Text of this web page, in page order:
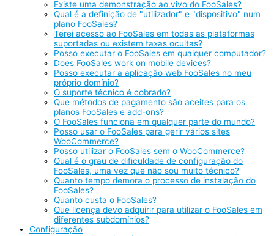
Existe uma demonstração ao vivo do FooSales?
Qual é a definição de "utilizador" e "dispositivo" num
plano FooSales?
Terei acesso ao FooSales em todas as plataformas
suportadas ou existem taxas ocultas?
Posso executar o FooSales em qualquer computador?
Does FooSales work on mobile devices?
Posso executar a aplicação web FooSales no meu
próprio domínio?
O suporte técnico é cobrado?
Que métodos de pagamento são aceites para os
planos FooSales e add-ons?
O FooSales funciona em qualquer parte do mundo?
Posso usar o FooSales para gerir vários sites
WooCommerce?
Posso utilizar o FooSales sem o WooCommerce?
Qual é o grau de dificuldade de configuração do
FooSales, uma vez que não sou muito técnico?
Quanto tempo demora o processo de instalação do
FooSales?
Quanto custa o FooSales?
Que licença devo adquirir para utilizar o FooSales em
diferentes subdomínios?
Configuração